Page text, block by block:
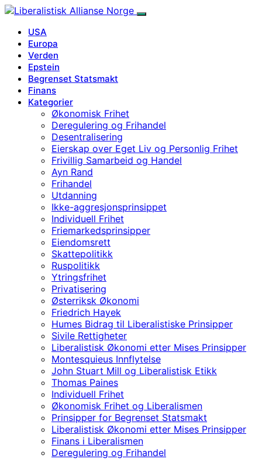
USA
Europa
Verden
Epstein
Begrenset Statsmakt
Finans
Kategorier
Økonomisk Frihet
Deregulering og Frihandel
Desentralisering
Eierskap over Eget Liv og Personlig Frihet
Frivillig Samarbeid og Handel
Ayn Rand
Frihandel
Utdanning
Ikke-aggresjonsprinsippet
Individuell Frihet
Friemarkedsprinsipper
Eiendomsrett
Skattepolitikk
Ruspolitikk
Ytringsfrihet
Privatisering
Østerriksk Økonomi
Friedrich Hayek
Humes Bidrag til Liberalistiske Prinsipper
Sivile Rettigheter
Liberalistisk Økonomi etter Mises Prinsipper
Montesquieus Innflytelse
John Stuart Mill og Liberalistisk Etikk
Thomas Paines
Individuell Frihet
Økonomisk Frihet og Liberalismen
Prinsipper for Begrenset Statsmakt
Liberalistisk Økonomi etter Mises Prinsipper
Finans i Liberalismen
Deregulering og Frihandel